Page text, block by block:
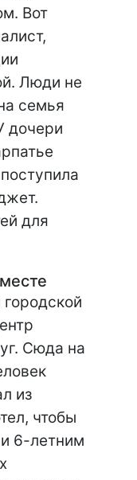
Вот
Люди не
семья
дочери
для
Сюда на
из
чтобы
6-летним